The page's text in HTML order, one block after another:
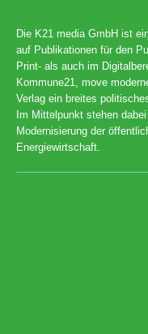
Die K21 media GmbH ist
auf Publikationen für den
Print- als auch im
Kommune21, move
Verlag ein breites
Im Mittelpunkt stehen
Modernisierung der
Energiewirtschaft.